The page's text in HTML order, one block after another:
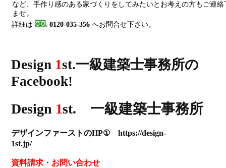
など、手作り感のある家づくりをしてみたいとお考えの方もご連絡
ませ。
詳細は
0120-035-356 へお問合せ下さい。
Design 1st.一級建築士事務所の
Facebook!
Design 1st. 一級建築士事務所
デザインファーストのHP① https://design-
1st.jp/
資料請求 ・ お問い合わせ